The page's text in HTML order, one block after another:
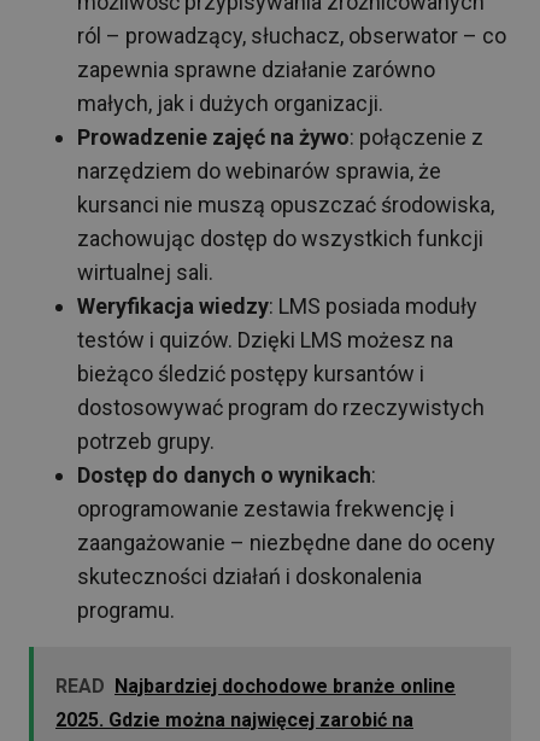
ról – prowadzący, słuchacz, obserwator – co
zapewnia sprawne działanie zarówno
małych, jak i dużych organizacji.
Prowadzenie zajęć na żywo: połączenie z
narzędziem do webinarów sprawia, że
kursanci nie muszą opuszczać środowiska,
zachowując dostęp do wszystkich funkcji
wirtualnej sali.
Weryfikacja wiedzy: LMS posiada moduły
testów i quizów. Dzięki LMS możesz na
bieżąco śledzić postępy kursantów i
dostosowywać program do rzeczywistych
potrzeb grupy.
Dostęp do danych o wynikach:
oprogramowanie zestawia frekwencję i
zaangażowanie – niezbędne dane do oceny
skuteczności działań i doskonalenia
programu.
READ
Najbardziej dochodowe branże online
2025. Gdzie można najwięcej zarobić na